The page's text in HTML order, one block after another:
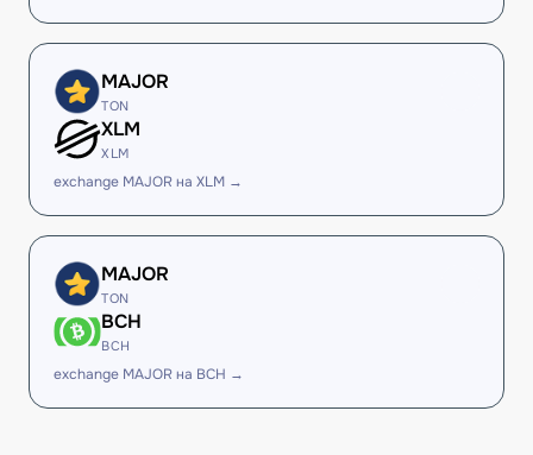
MAJOR
TON
XLM
XLM
exchange MAJOR на XLM →
MAJOR
TON
BCH
BCH
exchange MAJOR на BCH →